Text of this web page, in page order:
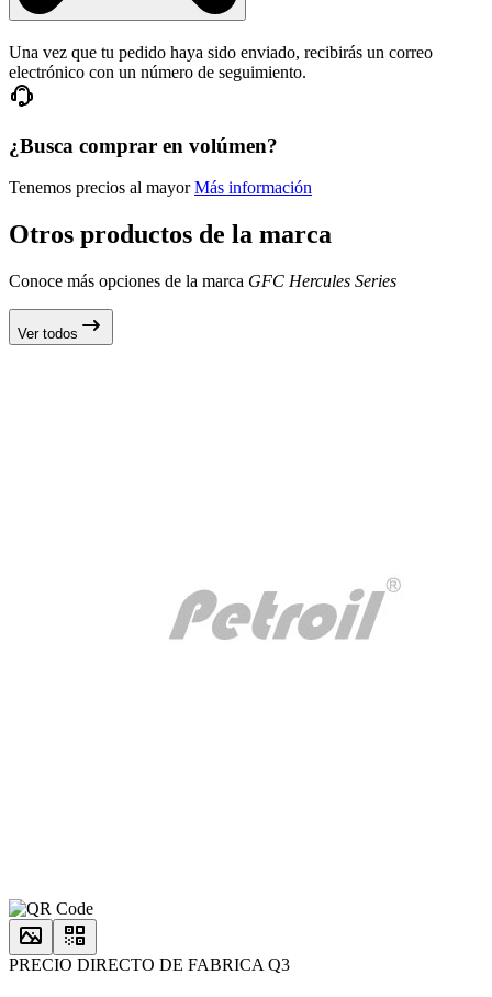
Una vez que tu pedido haya sido enviado, recibirás un correo
electrónico con un número de seguimiento.
¿Busca comprar en volúmen?
Tenemos precios al mayorMás información
Otros productos de la marca
Conoce más opciones de la marca GFC Hercules Series
Ver todos
PRECIO DIRECTO DE FABRICA Q3